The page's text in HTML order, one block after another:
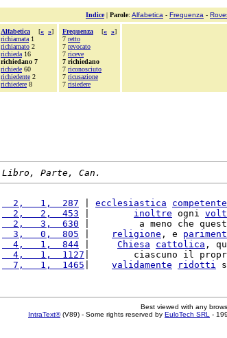
Indice| Parole: Alfabetica - Frequenza -
Alfabetica [« »]
richiamata 1
richiamato 2
richieda 16
richiedano 7
richiede 60
richiedente 2
richiedere 8
Frequenza [« »]
7 retto
7 revocato
7 riceve
7 richiedano
7 riconosciuto
7 ricusazione
7 risiedere
Libro, Parte, Can.
  2,   1,  287
ecclesiastica competente
  2,   2,  453
inoltre ogni
  2,   3,  630
|         a meno che
  3,   0,  805
religione , e
  4,   1,  844
Chiesa cattolica ,
  4,   1,  1127
|        ciascuno il
  7,   1,  1465
validamente ridotti
Best viewed with any
IntraText®(V89) - Some rights reserved by EuloTech SRL -